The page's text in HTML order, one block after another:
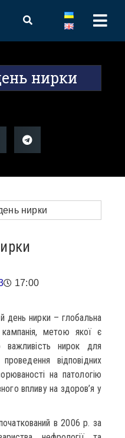
нирки
17:00
день нирки – глобальна
кампанія, метою якої є
важливість нирок для
відповідних
на патологію
впливу на здоров’я у
в 2006 р. за